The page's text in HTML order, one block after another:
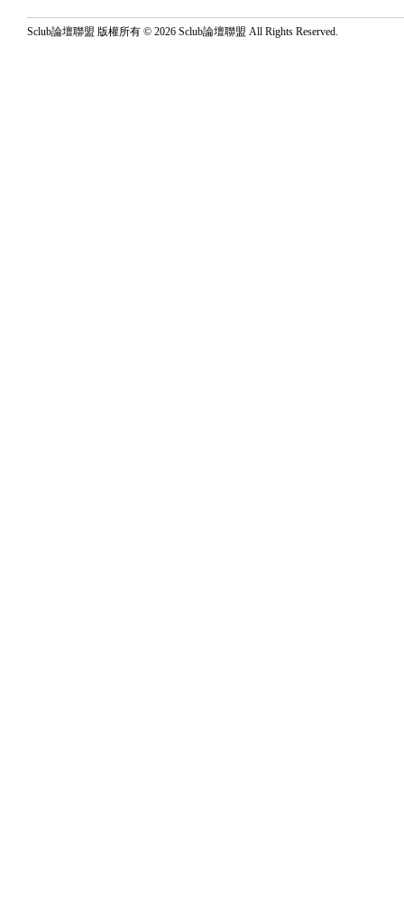
Sclub論壇聯盟 版權所有 © 2026 Sclub論壇聯盟 All Rights Reserved.